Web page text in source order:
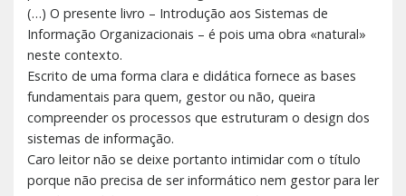
(…) O presente livro – Introdução aos Sistemas de
Informação Organizacionais – é pois uma obra «natural»
neste contexto.
Escrito de uma forma clara e didática fornece as bases
fundamentais para quem, gestor ou não, queira
compreender os processos que estruturam o design dos
sistemas de informação.
Caro leitor não se deixe portanto intimidar com o título
porque não precisa de ser informático nem gestor para ler